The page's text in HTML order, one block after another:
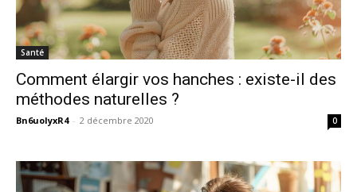
Santé
Comment élargir vos hanches : existe-il des
méthodes naturelles ?
Bn6uoIyxR4 - 2 décembre 2020 0